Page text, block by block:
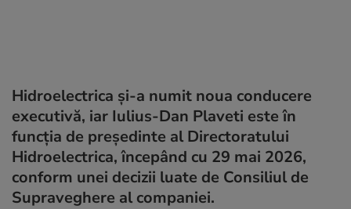
Hidroelectrica și-a numit noua conducere
executivă, iar Iulius-Dan Plaveti este în
funcția de președinte al Directoratului
Hidroelectrica, începând cu 29 mai 2026,
conform unei decizii luate de Consiliul de
Supraveghere al companiei.